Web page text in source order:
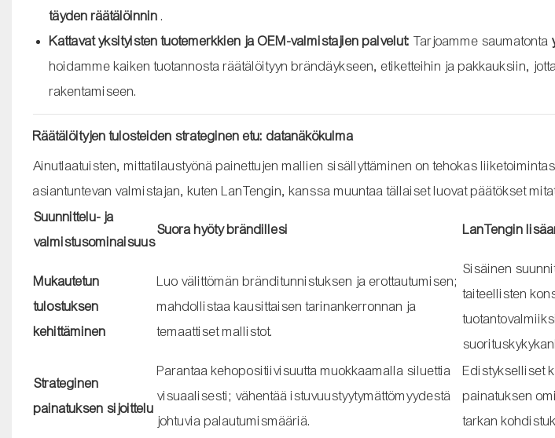
täyden räätälöinnin.
Kattavat yksityisten tuotemerkkien ja OEM-valmistajien palvelut: Tarjoamme saumatonta
hoidamme kaiken tuotannosta räätälöityyn brändäykseen, etiketteihin ja pakkauksiin,
rakentamiseen.
Räätälöityjen tulosteiden strateginen etu: datanäkökulma
Ainutlaatuisten, mittatilaustyönä painettujen mallien sisällyttäminen on tehokas
asiantuntevan valmistajan, kuten LanTengin, kanssa muuntaa tällaiset luovat päätökset
Suunnittelu- ja
valmistusominaisuus
Suora hyöty brändillesi LanTengin
Mukautetun
tulostuksen
kehittäminen
Luo välittömän bränditunnistuksen ja erottautumisen;
mahdollistaa kausittaisen tarinankerronnan ja
temaattiset mallistot.
Sisäinen
taiteellisten
Strateginen
painatuksen sijoittelu
Parantaa kehopositiivisuutta muokkaamalla siluettia
visuaalisesti; vähentää istuvuustyytymättömyydestä
johtuvia palautumismääriä.
Edistykselliset
painatuksen
tarkan